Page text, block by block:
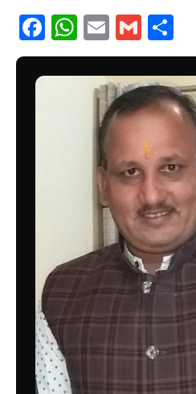
Facebook
WhatsApp
Email
Gmail